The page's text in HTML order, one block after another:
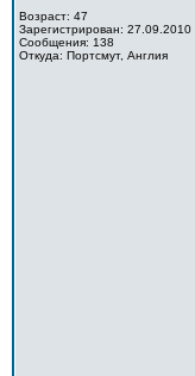
Возраст: 47
Зарегистрирован: 27.09.2010
Сообщения: 138
Откуда: Портсмут, Англия